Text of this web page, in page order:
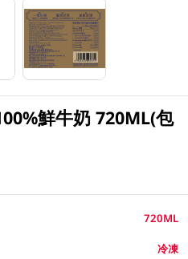
鮮牛奶 720ML(包
720ML
冷凍